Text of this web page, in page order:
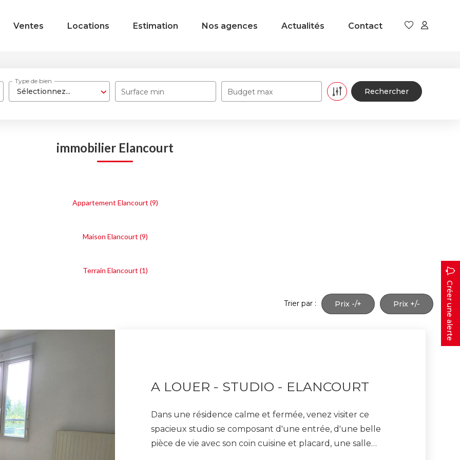
Ventes Locations Estimation Nos agences Actualités Contact
Sélectionnez...
Type de bien
Surface min Budget max
immobilier Elancourt
Appartement Elancourt (9)
Maison Elancourt (9)
Terrain Elancourt (1)
Créer une alerte
Trier par : Prix -/+ Prix +/-
A LOUER - STUDIO - ELANCOURT
Dans une résidence calme et fermée, venez visiter ce
spacieux studio se composant d'une entrée, d'une belle
pièce de vie avec son coin cuisine et placard, une salle